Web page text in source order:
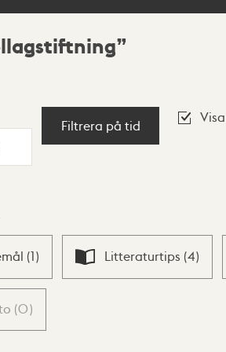
Filtrera på tid
(1) Litteraturtips (4)
(0)